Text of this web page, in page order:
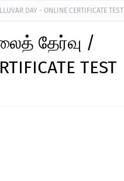
DAY - ONLINE CERTIFICATE TEST
தேர்வு /
TEST